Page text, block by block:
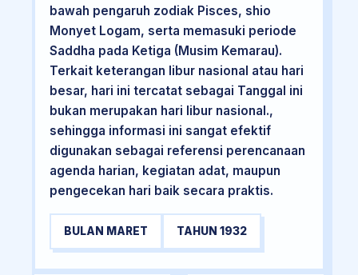
bawah pengaruh zodiak Pisces, shio
Monyet Logam, serta memasuki periode
Saddha pada Ketiga (Musim Kemarau).
Terkait keterangan libur nasional atau hari
besar, hari ini tercatat sebagai Tanggal ini
bukan merupakan hari libur nasional.,
sehingga informasi ini sangat efektif
digunakan sebagai referensi perencanaan
agenda harian, kegiatan adat, maupun
pengecekan hari baik secara praktis.
BULAN MARET TAHUN 1932